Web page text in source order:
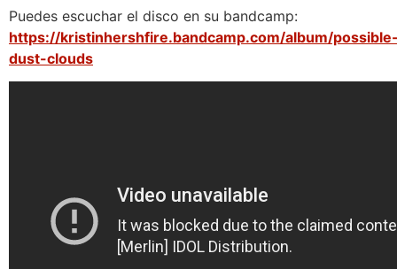
Puedes escuchar el disco en su bandcamp:
https://kristinhershfire.bandcamp.com/album/
dust-clouds